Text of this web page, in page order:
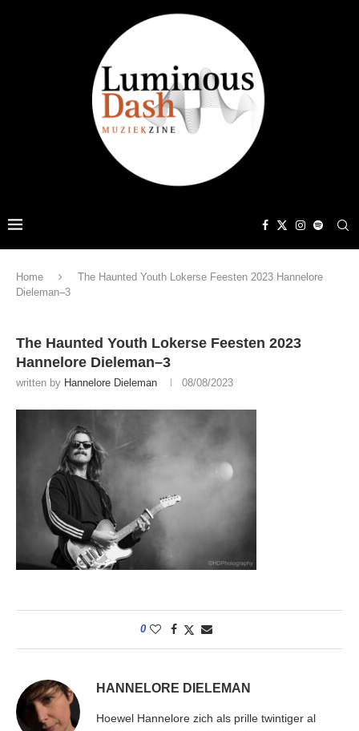
Home
The Haunted Youth Lokerse Feesten 2023 Hannelore
Dieleman–3
The Haunted Youth Lokerse Feesten 2023
Hannelore Dieleman–3
written by Hannelore Dieleman 08/08/2023
0
HANNELORE DIELEMAN
Hoewel Hannelore zich als prille twintiger al